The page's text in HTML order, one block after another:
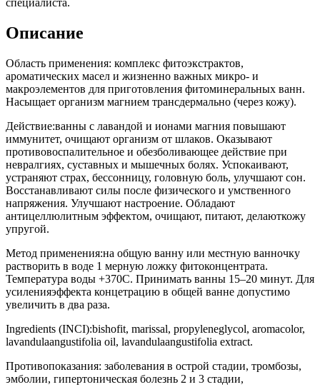
Описание
Область применения: комплекс фитоэкстрактов,
ароматических масел и жизненно важных микро- и
макроэлементов для приготовления фитоминеральных ванн.
Насыщает организм магнием трансдермально (через кожу).
Действие:ванны с лавандой и ионами магния повышают
иммунитет, очищают организм от шлаков. Оказывают
противовоспалительное и обезболивающее действие при
невралгиях, суставных и мышечных болях. Успокаивают,
устраняют страх, бессонницу, головную боль, улучшают сон.
Восстанавливают силы после физического и умственного
напряжения. Улучшают настроение. Обладают
антицеллюлитным эффектом, очищают, питают, делаюткожу
упругой.
Метод применения:на общую ванну или местную ванночку
растворить в воде 1 мерную ложку фитоконцентрата.
Температура воды +370С. Принимать ванны 15–20 минут. Для
усиленияэффекта концетрацию в общей ванне допустимо
увеличить в два раза.
Ingredients (INCI):bishofit, marissal, propyleneglycol, aromacolor,
lavandulaangustifolia oil, lavandulaangustifolia extract.
Противопоказания: заболевания в острой стадии, тромбозы,
эмболии, гипертоническая болезнь 2 и 3 стадии,